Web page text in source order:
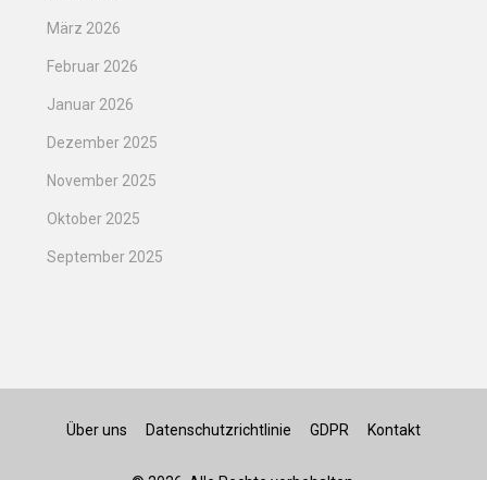
März 2026
Februar 2026
Januar 2026
Dezember 2025
November 2025
Oktober 2025
September 2025
Über uns Datenschutzrichtlinie GDPR Kontakt